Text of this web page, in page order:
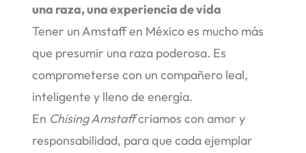
una raza, una experiencia de vida
Tener un Amstaff en México es mucho más
que presumir una raza poderosa. Es
comprometerse con un compañero leal,
inteligente y lleno de energía.
En Chising Amstaffcriamos con amor y
responsabilidad, para que cada ejemplar